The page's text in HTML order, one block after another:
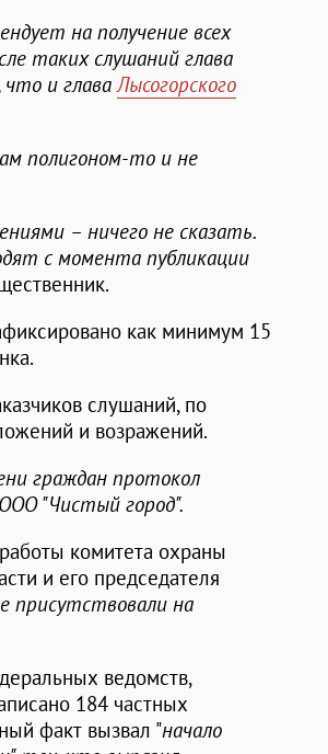
на получение всех
таких слушаний глава
и главаЛысогорского
полигоном-то и не
– ничего не сказать.
с момента публикации
как минимум 15
слушаний, по
и возражений.
граждан протокол
"Чистый город".
комитета охраны
и его председателя
присутствовали на
ведомств,
184 частных
факт вызвал "начало